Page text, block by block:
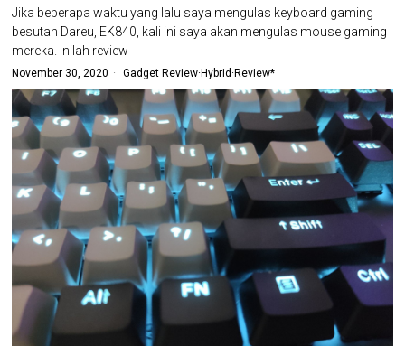
Jika beberapa waktu yang lalu saya mengulas keyboard gaming
besutan Dareu, EK840, kali ini saya akan mengulas mouse gaming
mereka. Inilah review
November 30, 2020 Gadget Review·Hybrid ·Review*